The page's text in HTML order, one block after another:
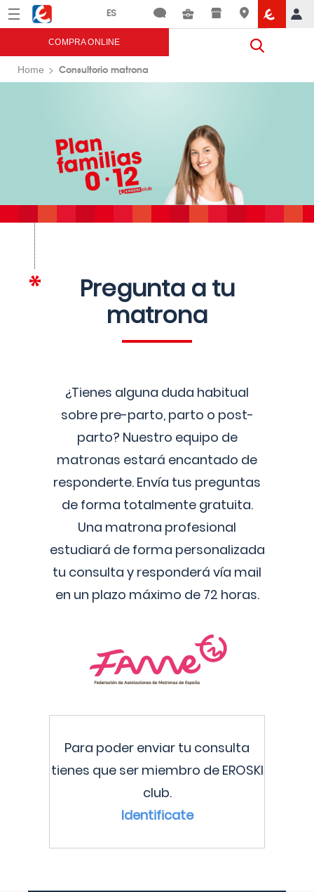
Menú Eroski
COMPRA ONLINE
Home Consultorio matrona
Pregunta a tu
matrona
¿Tienes alguna duda habitual
sobre pre-parto, parto o post-
parto? Nuestro equipo de
matronas estará encantado de
responderte. Envía tus preguntas
de forma totalmente gratuita.
Una matrona profesional
estudiará de forma personalizada
tu consulta y responderá vía mail
en un plazo máximo de 72 horas.
Para poder enviar tu consulta
tienes que ser miembro de EROSKI
club.
Identificate